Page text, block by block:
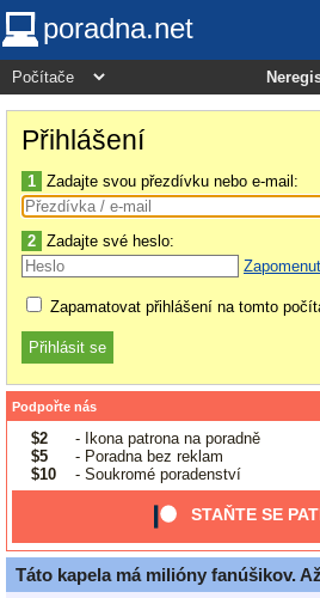
poradna.net
Přihlášení
1 Zadajte svou přezdívku nebo e-mail:
2 Zadajte své heslo:
Zapamatovat přihlášení na tomto
Podpořte nás
$2
- Ikona patrona na poradně
$5
- Poradna bez reklam
$10
- Soukromé poradenství
STAŇTE SE
Táto kapela má milióny fanúšikov.